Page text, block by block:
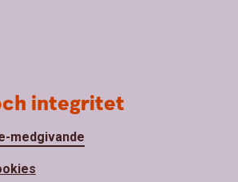
integritet
medgivande